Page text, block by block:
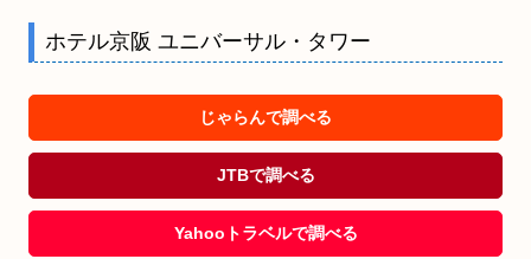
ホテル京阪 ユニバーサル・タワー
じゃらんで調べる
JTBで調べる
Yahooトラベルで調べる